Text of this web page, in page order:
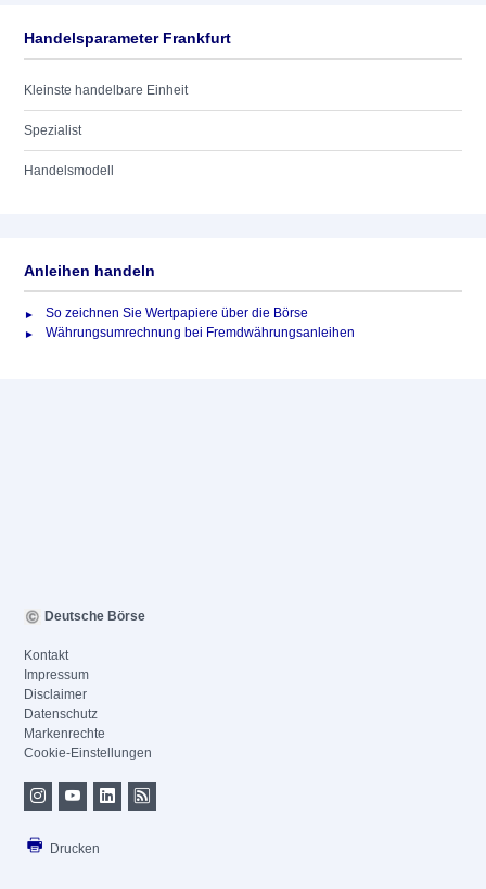
Handelsparameter Frankfurt
Kleinste handelbare Einheit
Spezialist
Handelsmodell
Anleihen handeln
So zeichnen Sie Wertpapiere über die Börse
Währungsumrechnung bei Fremdwährungsanleihen
Deutsche Börse
Kontakt
Impressum
Disclaimer
Datenschutz
Markenrechte
Cookie-Einstellungen
Drucken